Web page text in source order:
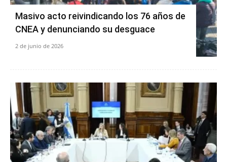
Masivo acto reivindicando los 76 años de
CNEA y denunciando su desguace
2 de junio de 2026